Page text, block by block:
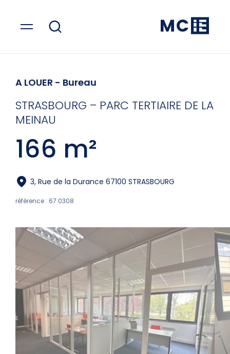
A LOUER - Bureau
STRASBOURG – PARC TERTIAIRE DE LA
MEINAU
166 m²
3, Rue de la Durance 67100 STRASBOURG
référence : 67.0308